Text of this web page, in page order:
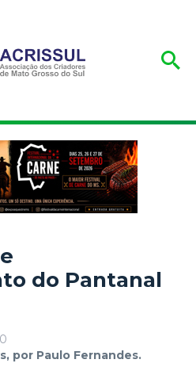
do Pantanal
por Paulo Fernandes.